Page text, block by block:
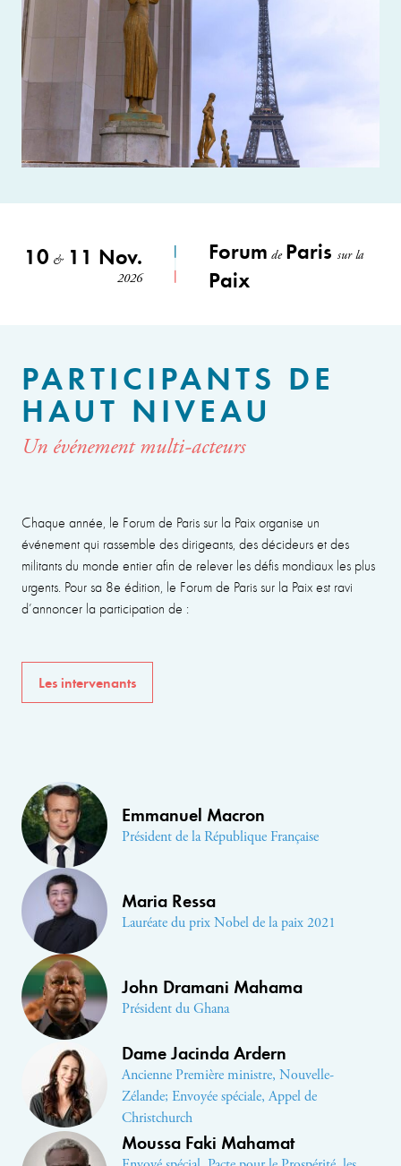
10 &11 Nov.
2026
Forum de Parissur la
Paix
PARTICIPANTS DE
HAUT NIVEAU
Un événement multi-acteurs
Chaque année, le Forum de Paris sur la Paix organise un
événement qui rassemble des dirigeants, des décideurs et des
militants du monde entier afin de relever les défis mondiaux les plus
urgents. Pour sa 8e édition, le Forum de Paris sur la Paix est ravi
d’annoncer la participation de :
Les intervenants
Emmanuel Macron
Président de la République Française
Maria Ressa
Lauréate du prix Nobel de la paix 2021
John Dramani Mahama
Président du Ghana
Dame Jacinda Ardern
Ancienne Première ministre, Nouvelle-
Zélande; Envoyée spéciale, Appel de
Christchurch
Moussa Faki Mahamat